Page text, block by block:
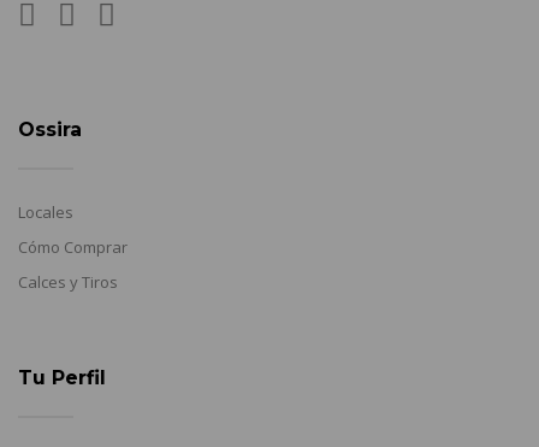
Ossira
Locales
Cómo Comprar
Calces y Tiros
Tu Perfil